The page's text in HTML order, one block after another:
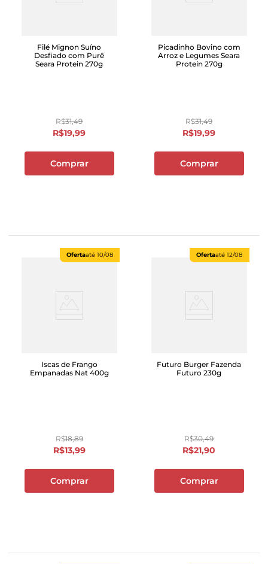
Filé Mignon Suíno
Desfiado com Purê
Seara Protein 270g
R$31,49
R$19,99
Comprar
Picadinho Bovino com
Arroz e Legumes Seara
Protein 270g
R$31,49
R$19,99
Comprar
Ofertaaté 10/08
Iscas de Frango
Empanadas Nat 400g
R$18,89
R$13,99
Comprar
Ofertaaté 12/08
Futuro Burger Fazenda
Futuro 230g
R$30,49
R$21,90
Comprar